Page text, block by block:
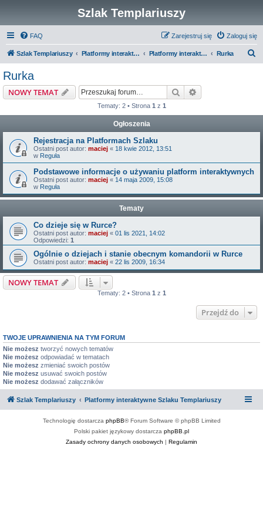
Szlak Templariuszy
FAQ Zaloguj się
Zarejestruj się
Szlak Templariuszy Platformy interaktywne Szlaku Templariuszy Platformy interaktywne - Miejsca związane z Templariuszami Rurka
Rurka
NOWY TEMAT Szukaj
Tematy: 2 • Strona 1 z 1
Ogłoszenia
Rejestracja na Platformach Szlaku
Ostatni post autor: maciej « 18 kwie 2012, 13:51
w Reguła
Podstawowe informacje o używaniu platform interaktywnych
Ostatni post autor: maciej « 14 maja 2009, 15:08
w Reguła
Tematy
Co dzieje się w Rurce?
Ostatni post autor: maciej « 01 lis 2021, 14:02
Odpowiedzi: 1
Ogólnie o dziejach i stanie obecnym komandorii w Rurce
Ostatni post autor: maciej « 22 lis 2009, 16:34
NOWY TEMAT
Tematy: 2 • Strona 1 z 1
Przejdź do
TWOJE UPRAWNIENIA NA TYM FORUM
Nie możesz tworzyć nowych tematów
Nie możesz odpowiadać w tematach
Nie możesz zmieniać swoich postów
Nie możesz usuwać swoich postów
Nie możesz dodawać załączników
Szlak Templariuszy Platformy interaktywne Szlaku Templariuszy
Technologię dostarcza phpBB® Forum Software © phpBB Limited
Polski pakiet językowy dostarcza phpBB.pl
Zasady ochrony danych osobowych | Regulamin